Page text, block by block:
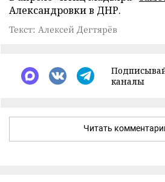
Александровки в ДНР.
Текст: Алексей Дегтярёв
каналы
Читать